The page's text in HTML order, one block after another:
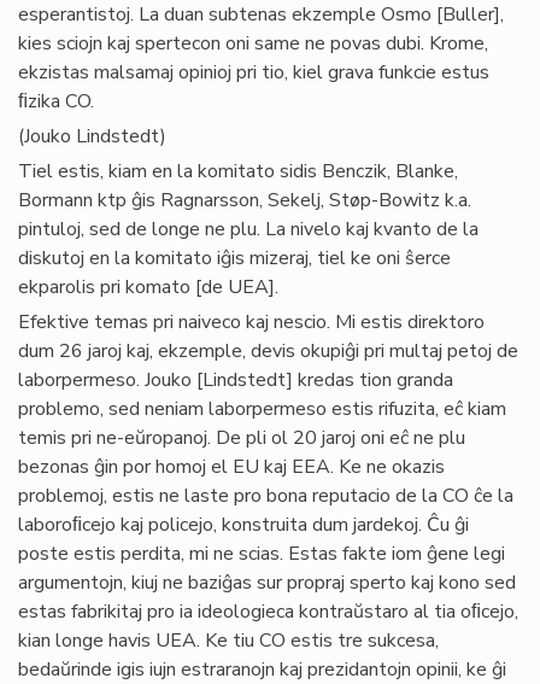
esperantistoj. La duan subtenas ekzemple Osmo [Buller],
kies sciojn kaj spertecon oni same ne povas dubi. Krome,
ekzistas malsamaj opinioj pri tio, kiel grava funkcie estus
ﬁzika CO.
(Jouko Lindstedt)
Tiel estis, kiam en la komitato sidis Benczik, Blanke,
Bormann ktp ĝis Ragnarsson, Sekelj, Støp-Bowitz k.a.
pintuloj, sed de longe ne plu. La nivelo kaj kvanto de la
diskutoj en la komitato iĝis mizeraj, tiel ke oni ŝerce
ekparolis pri komato [de UEA].
Efektive temas pri naiveco kaj nescio. Mi estis direktoro
dum 26 jaroj kaj, ekzemple, devis okupiĝi pri multaj petoj de
laborpermeso. Jouko [Lindstedt] kredas tion granda
problemo, sed neniam laborpermeso estis rifuzita, eĉ kiam
temis pri ne-eŭropanoj. De pli ol 20 jaroj oni eĉ ne plu
bezonas ĝin por homoj el EU kaj EEA. Ke ne okazis
problemoj, estis ne laste pro bona reputacio de la CO ĉe la
laboroﬁcejo kaj policejo, konstruita dum jardekoj. Ĉu ĝi
poste estis perdita, mi ne scias. Estas fakte iom ĝene legi
argumentojn, kiuj ne baziĝas sur propraj sperto kaj kono sed
estas fabrikitaj pro ia ideologieca kontraŭstaro al tia oﬁcejo,
kian longe havis UEA. Ke tiu CO estis tre sukcesa,
bedaŭrinde igis iujn estraranojn kaj prezidantojn opinii, ke ĝi